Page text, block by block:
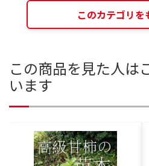
このカテゴリを
この商品を見た人は
います